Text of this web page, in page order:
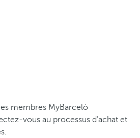
membres MyBarceló
vous au processus d’achat et